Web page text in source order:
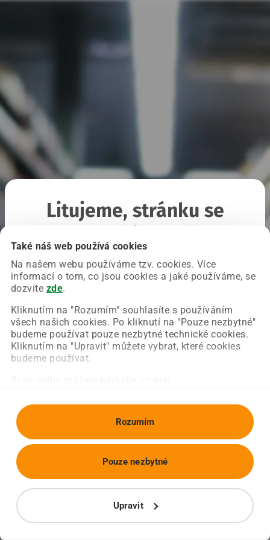
Také náš web používá cookies
Na našem webu používáme tzv. cookies. Více
informací o tom, co jsou cookies a jaké používáme, se
dozvíte zde.
Kliknutím na "Rozumím" souhlasíte s používáním
všech našich cookies. Po kliknutí na "Pouze nezbytné"
budeme používat pouze nezbytné technické cookies.
Kliknutím na "Upravit" můžete vybrat, které cookies
budeme používat.
Rozumím
Upravit
Pouze nezbytné
Litujeme, stránku se
Chyba nastala na naší straně a už ji opravujeme.
Zkuste prosím znovu načíst požadovanou stránku.
Obnovit stránku Úvodní strana